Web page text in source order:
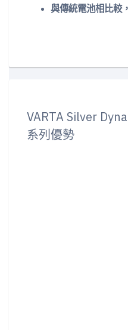
與傳統電池相比較
VARTA Silver
系列優勢